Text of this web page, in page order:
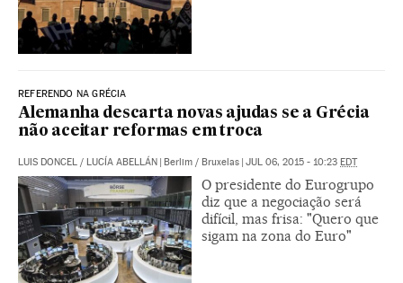
REFERENDO NA GRÉCIA
Alemanha descarta novas ajudas se a Grécia
não aceitar reformas em troca
LUIS DONCEL / LUCÍA ABELLÁN | Berlim / Bruxelas | JUL 06, 2015 - 10:23 EDT
O presidente do Eurogrupo
diz que a negociação será
difícil, mas frisa: "Quero que
sigam na zona do Euro"